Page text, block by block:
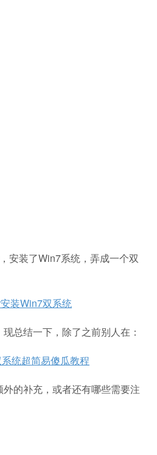
安装了Win7系统，弄成一个双
装Win7双系统
总结一下，除了之前别人在：
统超简易傻瓜教程
的补充，或者还有哪些需要注